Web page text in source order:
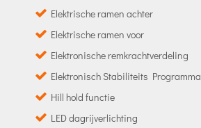
Elektrische ramen achter
Elektrische ramen voor
Elektronische remkrachtverdeling
Elektronisch Stabiliteits Programma
Hill hold functie
LED dagrijverlichting